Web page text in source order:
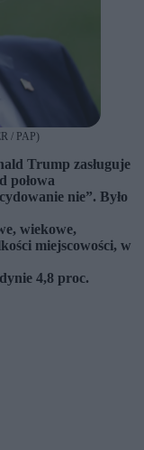
/ PAP)
Trump zasługuje
połowa
nie”. Było
wiekowe,
miejscowości, w
4,8 proc.